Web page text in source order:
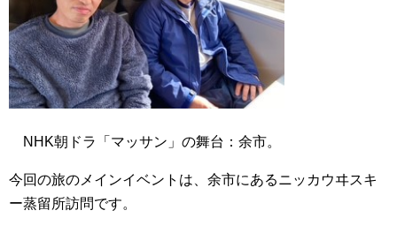
NHK朝ドラ「マッサン」の舞台：余市。
今回の旅のメインイベントは、余市にあるニッカウヰスキ
ー蒸留所訪問です。